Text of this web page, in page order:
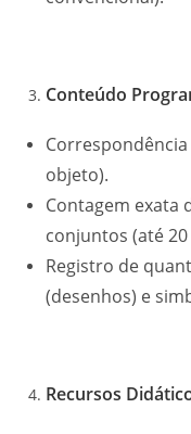
Conteúdo
objeto).
Contagem exata
conjuntos (até
Registro de
(desenhos) e
Recursos